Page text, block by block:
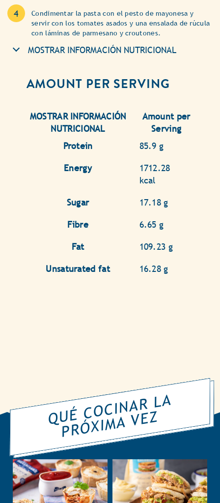
Condimentar la pasta con el pesto de mayonesa y
servir con los tomates asados y una ensalada de rúcula
con láminas de parmesano y croutones.
MOSTRAR INFORMACIÓN NUTRICIONAL
AMOUNT PER SERVING
MOSTRAR INFORMACIÓN
NUTRICIONAL
Amount per
Serving
Protein
85.9 g
Energy
1712.28
kcal
Sugar 17.18 g
Fibre 6.65 g
Fat 109.23 g
Unsaturated fat 16.28 g
Q
U
É
C
O
CI
N
A
R
L
A
P
R
Ó
XI
M
A
V
E
Z